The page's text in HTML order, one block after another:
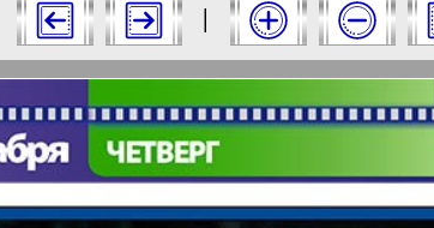
|
журнала "7плюс7я". Номер: 47,
2 3
Баден-